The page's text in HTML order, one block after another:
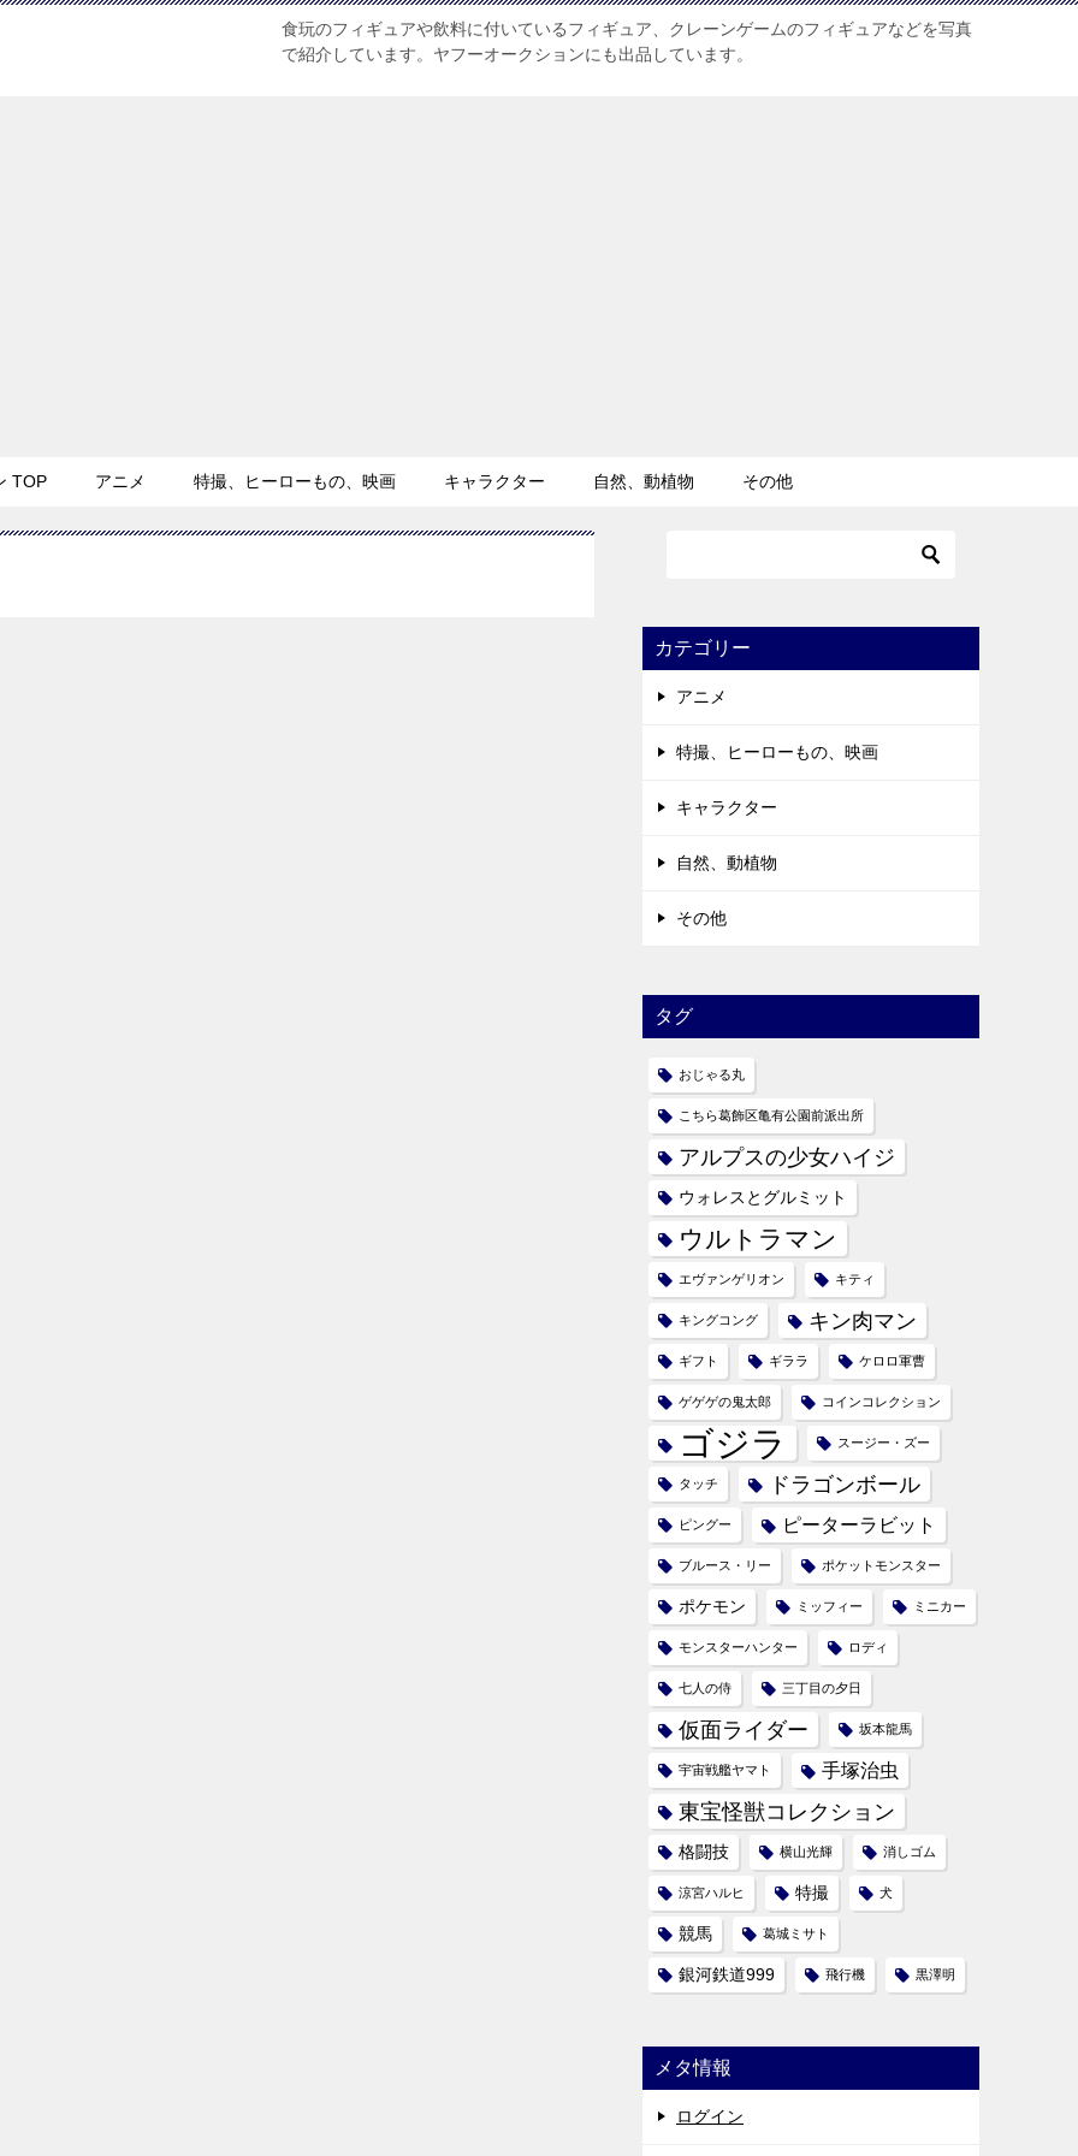
食玩のフィギュアや飲料に付いているフィギュア、クレーンゲームのフィギュアなどを写真
で紹介しています。ヤフーオークションにも出品しています。
TOP アニメ 特撮、ヒーローもの、映画 キャラクター 自然、動植物 その他
カテゴリー
アニメ
特撮、ヒーローもの、映画
キャラクター
自然、動植物
その他
タグ
おじゃる丸
こちら葛飾区亀有公園前派出所
アルプスの少女ハイジ
ウォレスとグルミット
ウルトラマン
エヴァンゲリオン キティ
キングコング キン肉マン
ギフト ギララ ケロロ軍曹
ゲゲゲの鬼太郎 コインコレクション
ゴジラ スージー・ズー
タッチ ドラゴンボール
ピングー ピーターラビット
ブルース・リー ポケットモンスター
ポケモン ミッフィー ミニカー
モンスターハンター ロディ
七人の侍 三丁目の夕日
仮面ライダー 坂本龍馬
宇宙戦艦ヤマト 手塚治虫
東宝怪獣コレクション
格闘技 横山光輝 消しゴム
涼宮ハルヒ 特撮 犬
競馬 葛城ミサト
銀河鉄道999 飛行機 黒澤明
メタ情報
ログイン